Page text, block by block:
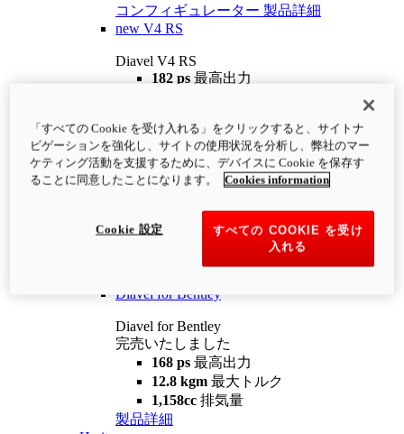
コンフィギュレーター 製品詳細
new V4 RS
Diavel V4 RS
182 ps 最高出力
¥4,400,000 i
コンフィギュレーター 製品詳細
newV4 RS 100
12.2 kgm
最大トルク
装備重量（燃料を除く）
Diavel for Bentley
Diavel for Bentley
完売いたしました
168 ps 最高出力
12.8 kgm 最大トルク
1,158cc 排気量
製品詳細
「すべての Cookie を受け入れる」をクリックすると、サイトナ
ビゲーションを強化し、サイトの使用状況を分析し、弊社のマー
ケティング活動を支援するために、デバイスに Cookie を保存す
ることに同意したことになります。
Cookies information
すべての COOKIE を受け
入れる
Cookie 設定